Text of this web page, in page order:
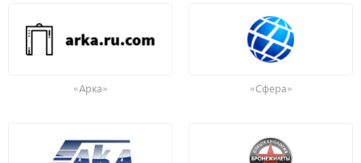
«Арка» «Сфера»